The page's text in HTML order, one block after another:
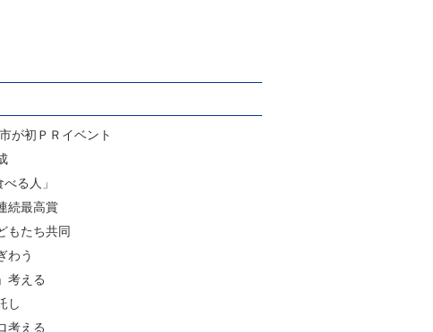
が初ＰＲイベント
る人」
続最高賞
もたち共同
わう
考える
し
考える